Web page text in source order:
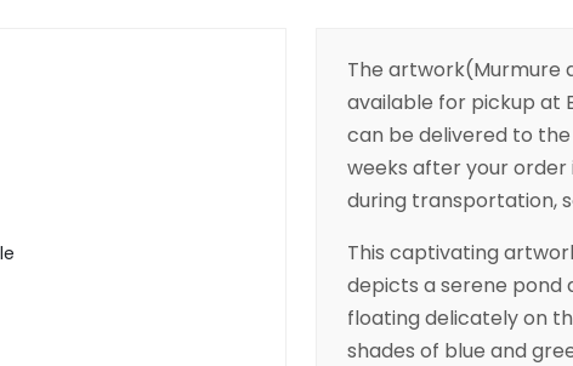
The artwork(Murmure
available for pickup at
can be delivered to
weeks after your order
during transportation,
This captivating
depicts a serene pond
floating delicately on
shades of blue and